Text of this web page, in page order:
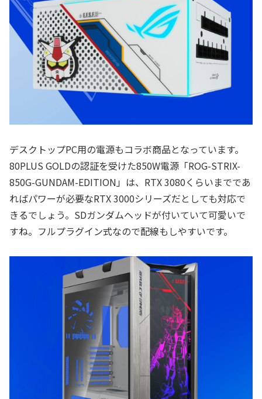
デスクトップPC用の電源もコラボ商品となっています。
80PLUS GOLDの認証を受けた850W電源「ROG-STRIX-
850G-GUNDAM-EDITION」は、RTX 3080くらいまでであ
ればパワーが必要なRTX 3000シリーズだとしても対応で
きるでしょう。SDガンダムヘッドが付いていて可愛いで
すね。フルプラグイン式なので配線もしやすいです。